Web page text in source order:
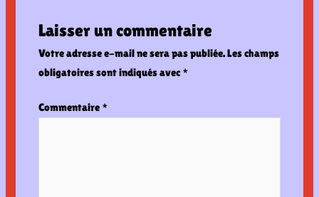
Laisser un commentaire
Votre adresse e-mail ne sera pas publiée. Les champs
obligatoires sont indiqués avec*
Commentaire *